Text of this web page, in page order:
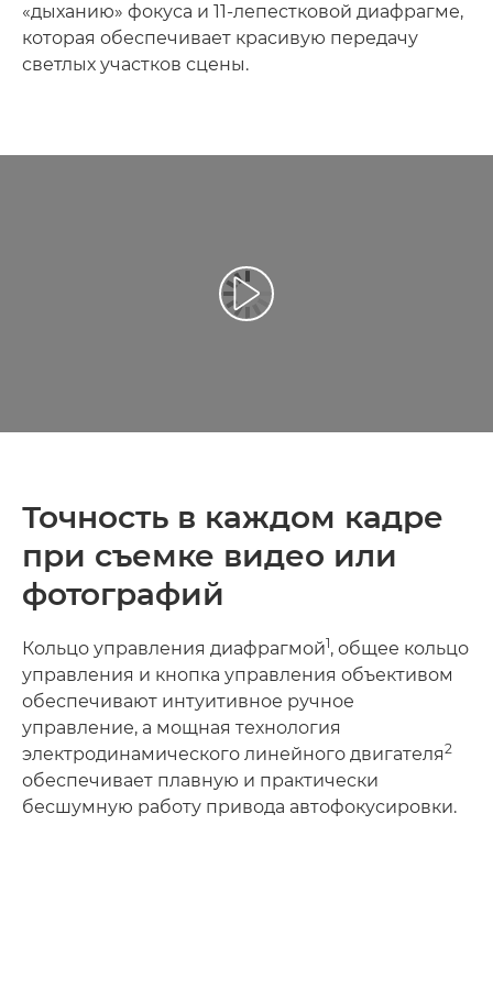
«дыханию» фокуса и 11-лепестковой диафрагме,
которая обеспечивает красивую передачу
светлых участков сцены.
Точность в каждом кадре
при съемке видео или
фотографий
Кольцо управления диафрагмой1, общее кольцо
управления и кнопка управления объективом
обеспечивают интуитивное ручное
управление, а мощная технология
электродинамического линейного двигателя2
обеспечивает плавную и практически
бесшумную работу привода автофокусировки.